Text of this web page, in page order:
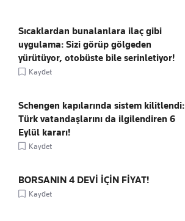
Sıcaklardan bunalanlara ilaç gibi
uygulama: Sizi görüp gölgeden
yürütüyor, otobüste bile serinletiyor!
Kaydet
Schengen kapılarında sistem kilitlendi:
Türk vatandaşlarını da ilgilendiren 6
Eylül kararı!
Kaydet
BORSANIN 4 DEVİ İÇİN FİYAT!
Kaydet